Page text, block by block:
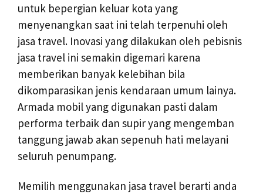
untuk bepergian keluar kota yang
menyenangkan saat ini telah terpenuhi oleh
jasa travel. Inovasi yang dilakukan oleh pebisnis
jasa travel ini semakin digemari karena
memberikan banyak kelebihan bila
dikomparasikan jenis kendaraan umum lainya.
Armada mobil yang digunakan pasti dalam
performa terbaik dan supir yang mengemban
tanggung jawab akan sepenuh hati melayani
seluruh penumpang.
Memilih menggunakan jasa travel berarti anda